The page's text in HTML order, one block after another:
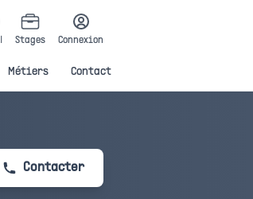
Stages Connexion
Métiers Contact
Contacter